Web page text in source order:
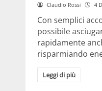
Claudio Rossi 4
Con semplici
possibile
rapidamente
risparmiando
Leggi di più